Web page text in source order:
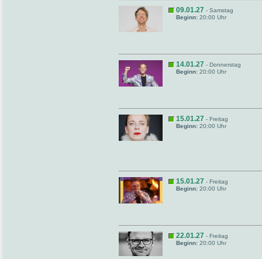
09.01.27 - Samstag
Beginn: 20:00 Uhr
14.01.27 - Donnerstag
Beginn: 20:00 Uhr
15.01.27 - Freitag
Beginn: 20:00 Uhr
15.01.27 - Freitag
Beginn: 20:00 Uhr
22.01.27 - Freitag
Beginn: 20:00 Uhr